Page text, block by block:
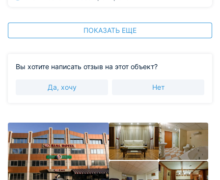
ПОКАЗАТЬ ЕЩЕ
Вы хотите написать отзыв на этот объект?
Да, хочу Нет